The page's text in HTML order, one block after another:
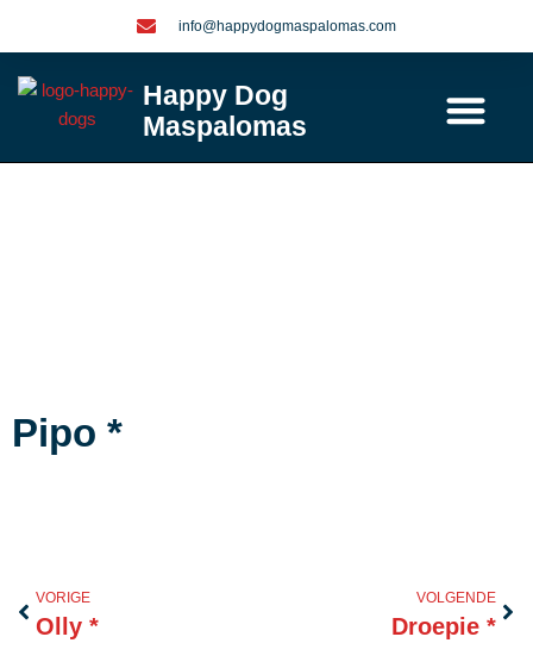
inhoud
info@happydogmaspalomas.com
Happy Dog
Maspalomas
Pipo *
Vorige
VORIGE
Olly *
VOLGENDE
Droepie *